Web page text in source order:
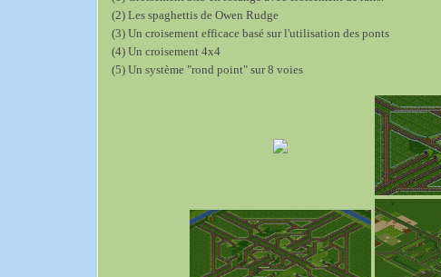
(2) Les spaghettis de Owen Rudge
(3) Un croisement efficace basé sur l'utilisation des ponts
(4) Un croisement 4x4
(5) Un système "rond point" sur 8 voies